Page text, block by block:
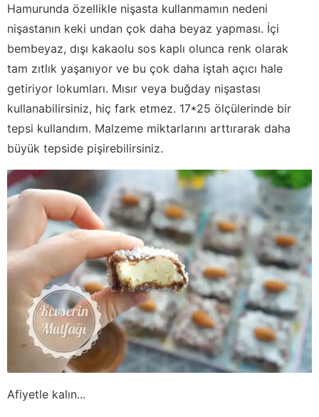
Hamurunda özellikle nişasta kullanmamın nedeni
nişastanın keki undan çok daha beyaz yapması. İçi
bembeyaz, dışı kakaolu sos kaplı olunca renk olarak
tam zıtlık yaşanıyor ve bu çok daha iştah açıcı hale
getiriyor lokumları. Mısır veya buğday nişastası
kullanabilirsiniz, hiç fark etmez. 17*25 ölçülerinde bir
tepsi kullandım. Malzeme miktarlarını arttırarak daha
büyük tepside pişirebilirsiniz.
Afiyetle kalın...